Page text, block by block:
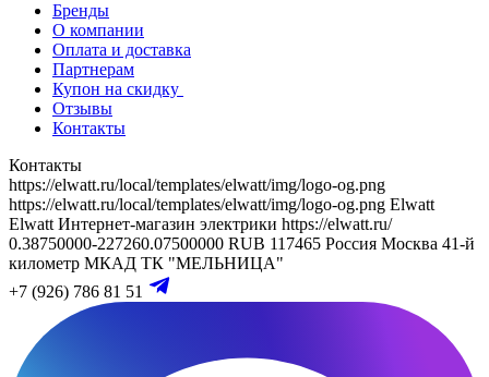
Бренды
О компании
Оплата и доставка
Партнерам
Купон на скидку
Отзывы
Контакты
Контакты
https://elwatt.ru/local/templates/elwatt/img/logo-og.png
https://elwatt.ru/local/templates/elwatt/img/logo-og.png Elwatt
Elwatt Интернет-магазин электрики https://elwatt.ru/
0.38750000-227260.07500000 RUB 117465 Россия Москва 41-й
километр МКАД ТК "МЕЛЬНИЦА"
+7 (926) 786 81 51